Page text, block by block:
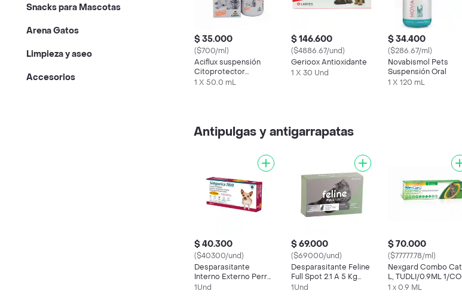
Snacks para Mascotas
Arena Gatos
Limpieza y aseo
Accesorios
$ 35.000
($700/ml)
Aciflux suspensión
Citoprotector
Antiulceroso
1 X 50.0 mL
$ 146.600
($4886.67/und)
Gerioox Antioxidante
1 X 30 Und
$ 34.400
($286.67/ml)
Novabismol Pets
Suspensión Oral
1 X 120 mL
Antipulgas y antigarrapatas
$ 40.300
($40300/und)
Desparasitante
Interno Externo Perro
Simparica Trio 1.25-2.5
1Und
$ 69.000
($69000/und)
Desparasitante Feline
Full Spot 2.1 A 5 Kg
(interno Y Externo)
1Und
$ 70.000
($77777.78/ml)
Nexgard Combo Cat
L, TUDLI/0.9ML 1/CO
1 x 0.9 ML